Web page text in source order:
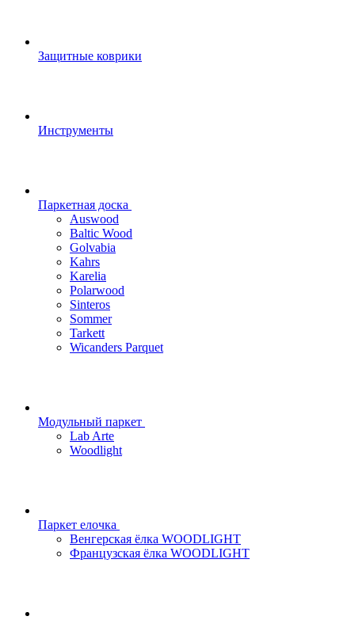
Защитные коврики
Инструменты
Паркетная доска
Auswood
Baltic Wood
Golvabia
Kahrs
Karelia
Polarwood
Sinteros
Sommer
Tarkett
Wicanders Parquet
Модульный паркет
Lab Arte
Woodlight
Паркет елочка
Венгерская ёлка WOODLIGHT
Французская ёлка WOODLIGHT